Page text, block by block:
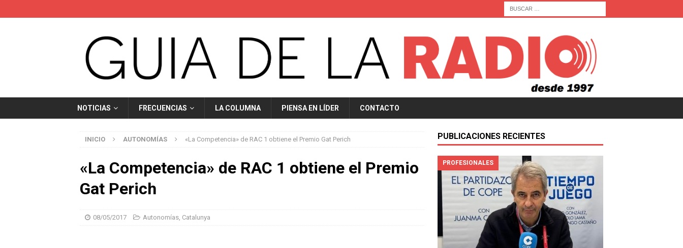
NOTICIAS FRECUENCIAS LA COLUMNA PIENSA EN LÍDER CONTACTO
INICIO AUTONOMÍAS «La Competencia» de RAC 1 obtiene el Premio Gat Perich
«La Competencia» de RAC 1 obtiene el Premio
Gat Perich
08/05/2017 Autonomías Catalunya
PUBLICACIONES RECIENTES
PROFESIONALES